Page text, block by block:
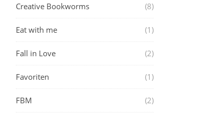
Creative Bookworms (8)
Eat with me (1)
Fall in Love (2)
Favoriten (1)
FBM (2)